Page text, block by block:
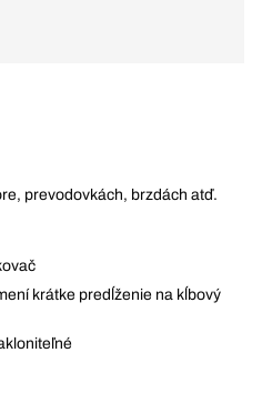
prevodovkách, brzdách atď.
krátke predĺženie na kĺbový